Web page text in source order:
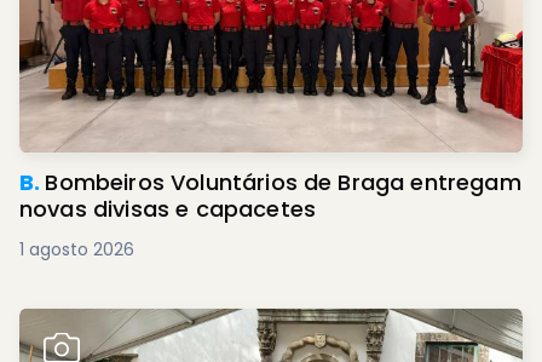
B. Bombeiros Voluntários de Braga entregam
novas divisas e capacetes
1 agosto 2026